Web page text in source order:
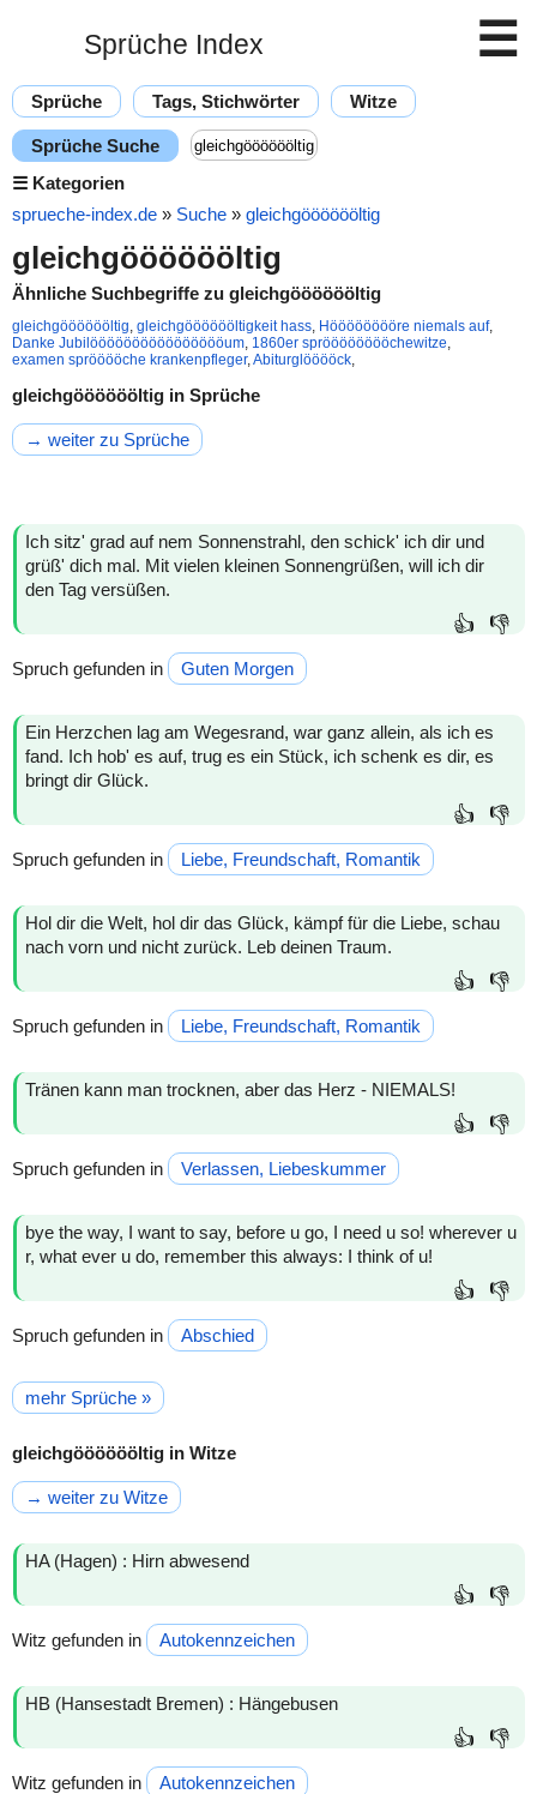
Sprüche Index ☰
Sprüche Tags, Stichwörter Witze
Sprüche Suche
☰ Kategorien
sprueche-index.de » Suche » gleichgööööööltig
gleichgööööööltig
Ähnliche Suchbegriffe zu gleichgööööööltig
gleichgööööööltig, gleichgööööööltigkeit hass, Hööööööööre niemals auf,
Danke Jubilööööööööööööööööum, 1860er sprööööööööchewitze,
examen sprööööche krankenpfleger,Abiturglööööck,
gleichgööööööltig in Sprüche
→ weiter zu Sprüche
Ich sitz' grad auf nem Sonnenstrahl, den schick' ich dir und
grüß' dich mal. Mit vielen kleinen Sonnengrüßen, will ich dir
den Tag versüßen.
👍 👎
Spruch gefunden in Guten Morgen
Ein Herzchen lag am Wegesrand, war ganz allein, als ich es
fand. Ich hob' es auf, trug es ein Stück, ich schenk es dir, es
bringt dir Glück.
👍 👎
Spruch gefunden in Liebe, Freundschaft, Romantik
Hol dir die Welt, hol dir das Glück, kämpf für die Liebe, schau
nach vorn und nicht zurück. Leb deinen Traum.
👍 👎
Spruch gefunden in Liebe, Freundschaft, Romantik
Tränen kann man trocknen, aber das Herz - NIEMALS!
👍 👎
Spruch gefunden in Verlassen, Liebeskummer
bye the way, I want to say, before u go, I need u so! wherever u
r, what ever u do, remember this always: I think of u!
👍 👎
Spruch gefunden in Abschied
mehr Sprüche »
gleichgööööööltig in Witze
→ weiter zu Witze
HA (Hagen) : Hirn abwesend
👍 👎
Witz gefunden in Autokennzeichen
HB (Hansestadt Bremen) : Hängebusen
👍 👎
Witz gefunden in Autokennzeichen